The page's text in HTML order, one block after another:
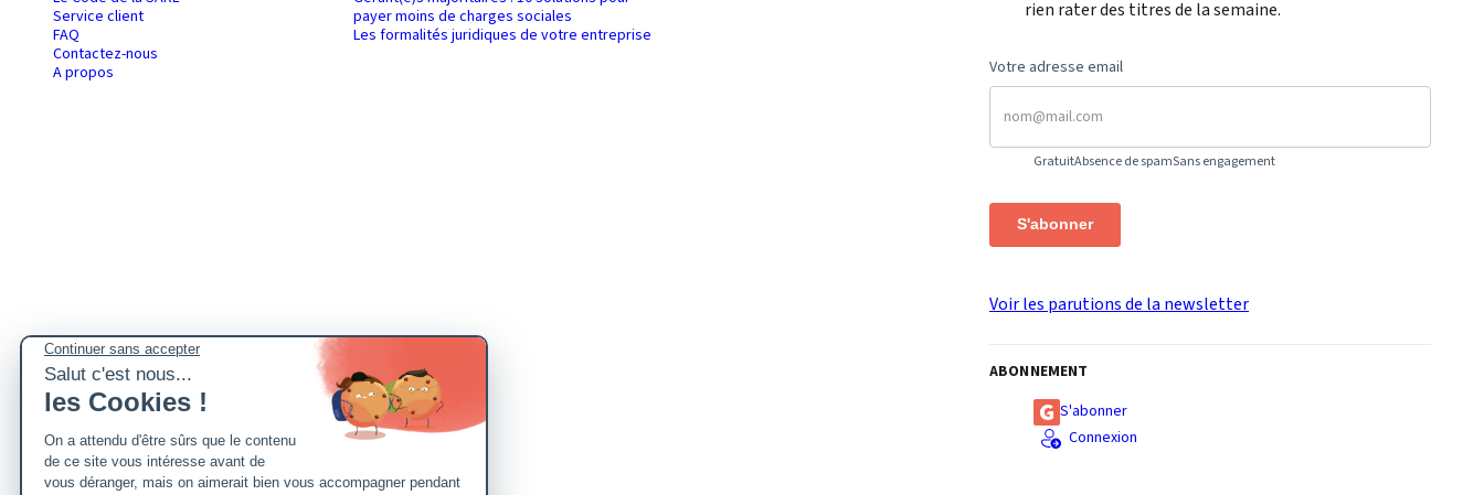
Service client
FAQ
Contactez-nous
A propos
payer moins de charges sociales
Les formalités juridiques de votre entreprise
rien rater des titres de la semaine.
Votre adresse email
GratuitAbsence de spamSans engagement
S'abonner
Voir les parutions de la newsletter
ABONNEMENT
S'abonner
Connexion